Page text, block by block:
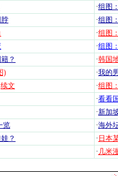
·组图
·组图
·组图
·组图
？ ·韩国
) ·我的
续文 ·组图
·看看
·新加
览 ·海外
？ · 日本
· 几米